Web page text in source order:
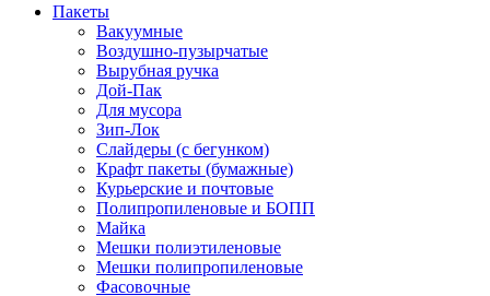
Пакеты
Вакуумные
Воздушно-пузырчатые
Вырубная ручка
Дой-Пак
Для мусора
Зип-Лок
Слайдеры (с бегунком)
Крафт пакеты (бумажные)
Курьерские и почтовые
Полипропиленовые и БОПП
Майка
Мешки полиэтиленовые
Мешки полипропиленовые
Фасовочные